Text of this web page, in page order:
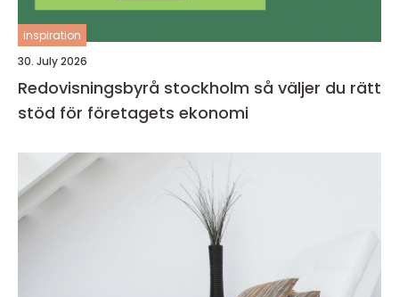
inspiration
30. July 2026
Redovisningsbyrå stockholm så väljer du rätt
stöd för företagets ekonomi